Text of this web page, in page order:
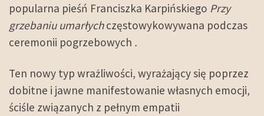
popularna pieśń Franciszka Karpińskiego Przy
grzebaniu umarłychczęstowykowywana podczas
ceremonii pogrzebowych .
Ten nowy typ wrażliwości, wyrażający się poprzez
dobitne i jawne manifestowanie własnych emocji,
ściśle związanych z pełnym empatii